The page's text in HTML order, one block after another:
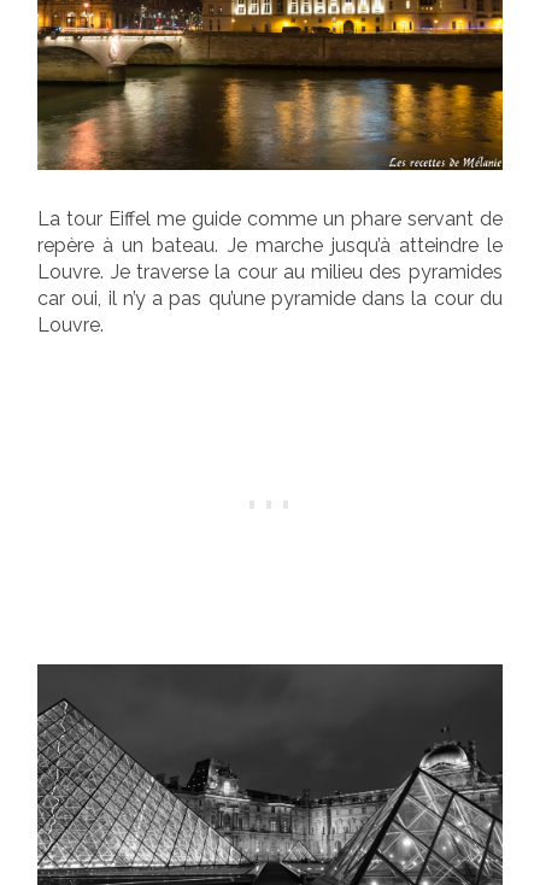
La tour Eiffel me guide comme un phare servant de
repère à un bateau. Je marche jusqu’à atteindre le
Louvre. Je traverse la cour au milieu des pyramides
car oui, il n’y a pas qu’une pyramide dans la cour du
Louvre.